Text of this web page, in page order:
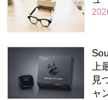
上
見
ャ